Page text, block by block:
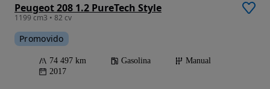
Peugeot 208 1.2 PureTech Style
1199 cm3 • 82 cv
Promovido
74 497 km Gasolina
Manual
2017